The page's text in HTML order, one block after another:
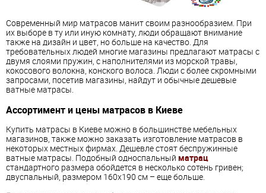
Современный мир матрасов манит своим разнообразием. При
их выборе в ту или иную комнату, люди обращают внимание
также на дизайн и цвет, но больше на качество. Для
требовательных людей многие магазины предлагают матрасы с
двумя слоями пружин, с наполнителями из морской травы,
кокосового волокна, конского волоса. Люди с более скромными
запросами, посетив магазины, найдут и обычные дешевые
ватные матрасы.
Ассортимент и цены матрасов в Киеве
Купить матрасы в Киеве можно в большинстве мебельных
магазинов, также можно заказать изготовление матрасов в
некоторых местных фирмах. Дешевле стоят беспружинные
ватные матрасы. Подобный односпальный матрац
стандартного размера обойдется в несколько сотень гривен;
двуспальный, размером 160х190 см – еще больше.